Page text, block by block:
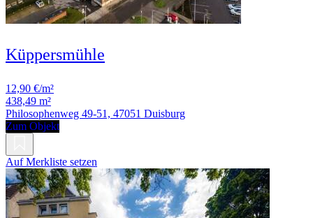
Küppersmühle
12,90 €/m²
438,49 m²
Philosophenweg 49-51, 47051 Duisburg
Zum Objekt
Auf Merkliste setzen